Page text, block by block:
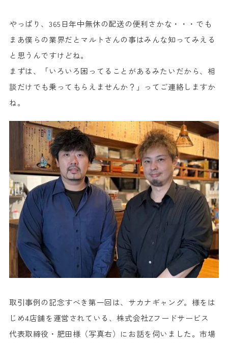
やっぱり、365日年中無休の配送の便利さかな・・・でも
まあ僕らの業界だとマルトさんの事はみんな知ってみえる
と思うんですけどね。
まずは、「いろいろ困ってることがあるみたいだから、相
談だけでも乗ってもらえませんか？」ってご連絡しますか
ね。
取引事例の記念すべき第一回は、サカナギャング。様をは
じめ4店舗を運営されている、株式会社Zフードサービス
代表取締役・肥田様（写真右）にお話を伺いました。市場